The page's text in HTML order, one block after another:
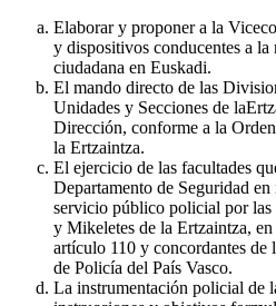
Elaborar y proponer a la
y dispositivos conducentes a la
ciudadana en Euskadi.
El mando directo de las
Unidades y Secciones de
Dirección, conforme a la
la Ertzaintza.
El ejercicio de las facultades
Departamento de Seguridad
servicio público policial por las
y Mikeletes de la Ertzaintza,
artículo 110 y concordantes
de Policía del País Vasco.
La instrumentación policial de